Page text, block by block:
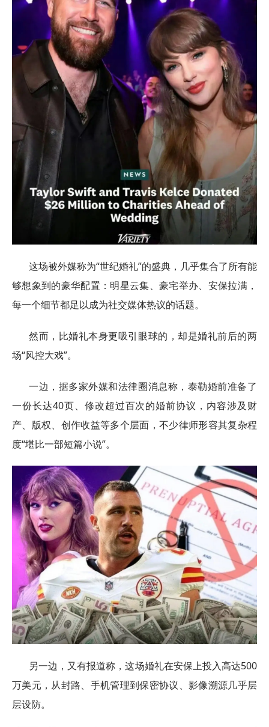
这场被外媒称为“世纪婚礼”的盛典，几乎集合了所有能
够想象到的豪华配置：明星云集、豪宅举办、安保拉满，
每一个细节都足以成为社交媒体热议的话题。
然而，比婚礼本身更吸引眼球的，却是婚礼前后的两
场“风控大戏”。
一边，据多家外媒和法律圈消息称，泰勒婚前准备了
一份长达40页、修改超过百次的婚前协议，内容涉及财
产、版权、创作收益等多个层面，不少律师形容其复杂程
度“堪比一部短篇小说”。
另一边，又有报道称，这场婚礼在安保上投入高达500
万美元，从封路、手机管理到保密协议、影像溯源几乎层
层设防。